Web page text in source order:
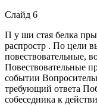
Слайд 6
П у ши стая белка
распростр . По цели
повествовательные,
Повествовательные
событии
требующий ответа
собеседника к